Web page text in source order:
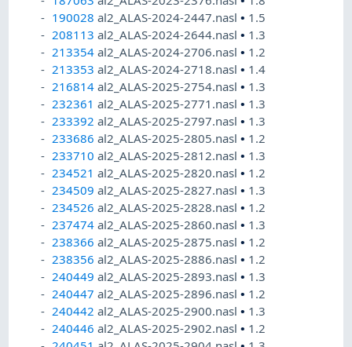
190028 al2_ALAS-2024-2447.nasl• 1.5
208113 al2_ALAS-2024-2644.nasl• 1.3
213354 al2_ALAS-2024-2706.nasl• 1.2
213353 al2_ALAS-2024-2718.nasl• 1.4
216814 al2_ALAS-2025-2754.nasl• 1.3
232361 al2_ALAS-2025-2771.nasl• 1.3
233392 al2_ALAS-2025-2797.nasl• 1.3
233686 al2_ALAS-2025-2805.nasl• 1.2
233710 al2_ALAS-2025-2812.nasl• 1.3
234521 al2_ALAS-2025-2820.nasl• 1.2
234509 al2_ALAS-2025-2827.nasl• 1.3
234526 al2_ALAS-2025-2828.nasl• 1.2
237474 al2_ALAS-2025-2860.nasl• 1.3
238366 al2_ALAS-2025-2875.nasl• 1.2
238356 al2_ALAS-2025-2886.nasl• 1.2
240449 al2_ALAS-2025-2893.nasl• 1.3
240447 al2_ALAS-2025-2896.nasl• 1.2
240442 al2_ALAS-2025-2900.nasl• 1.3
240446 al2_ALAS-2025-2902.nasl• 1.2